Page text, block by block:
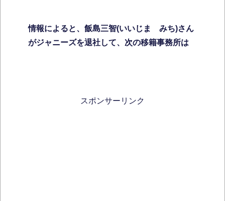
情報によると、飯島三智(いいじま みち)さん
がジャニーズを退社して、次の移籍事務所は
スポンサーリンク